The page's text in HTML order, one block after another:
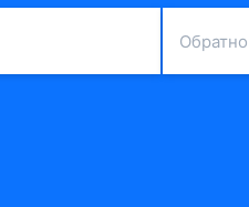
Обратно